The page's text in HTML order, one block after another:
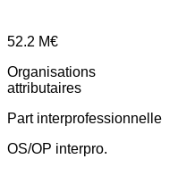
52.2 M€
Organisations
attributaires
Part interprofessionnelle
OS/OP interpro.